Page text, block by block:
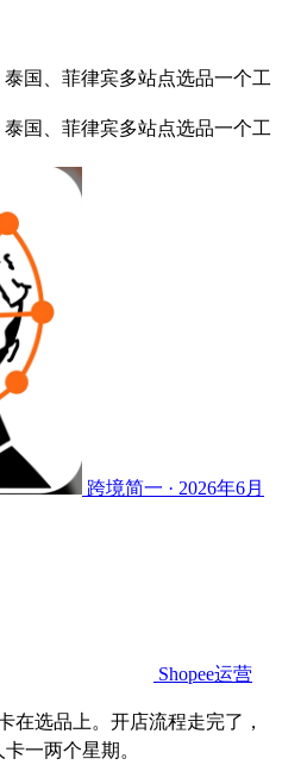
泰国、菲律宾多站点选品一个工
泰国、菲律宾多站点选品一个工
跨境简一 · 2026年6月
Shopee运营
选品上。 开店流程走完了，
一两个星期。